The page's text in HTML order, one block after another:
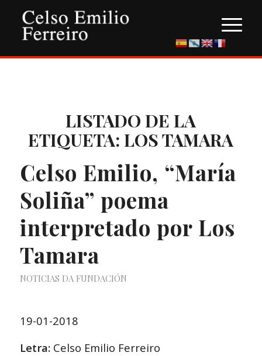
LISTADO DE LA
ETIQUETA:LOS TAMARA
Celso Emilio, “María
Soliña” poema
interpretado por Los
Tamara
NOTICIAS DA FUNDACIÓN
19-01-2018
Letra: Celso Emilio Ferreiro